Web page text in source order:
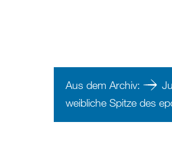
Aus dem Archiv:
weibliche Spitze des